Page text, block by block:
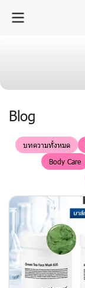
Blog
บทความทั้งหมด
Body Care